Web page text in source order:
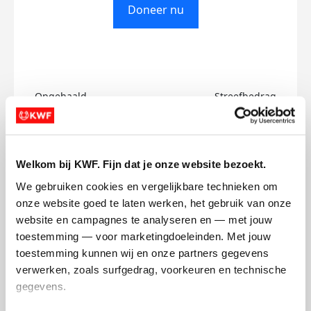
Welkom bij KWF. Fijn dat je onze website bezoekt.
We gebruiken cookies en vergelijkbare technieken om
onze website goed te laten werken, het gebruik van onze
website en campagnes te analyseren en — met jouw
toestemming — voor marketingdoeleinden. Met jouw
toestemming kunnen wij en onze partners gegevens
verwerken, zoals surfgedrag, voorkeuren en technische
gegevens.
Doneer nu
Opgehaald
€0
Streefbedrag
€700
Tommy's badges